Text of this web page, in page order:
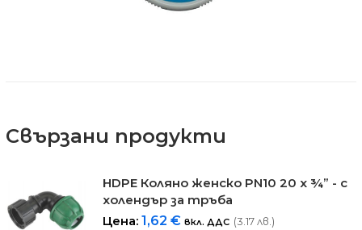
Свързани продукти
HDPE Коляно женско PN10 20 x ¾” - с
холендър за тръба
Цена:1,62€ вкл. ДДС (3.17 лв.)